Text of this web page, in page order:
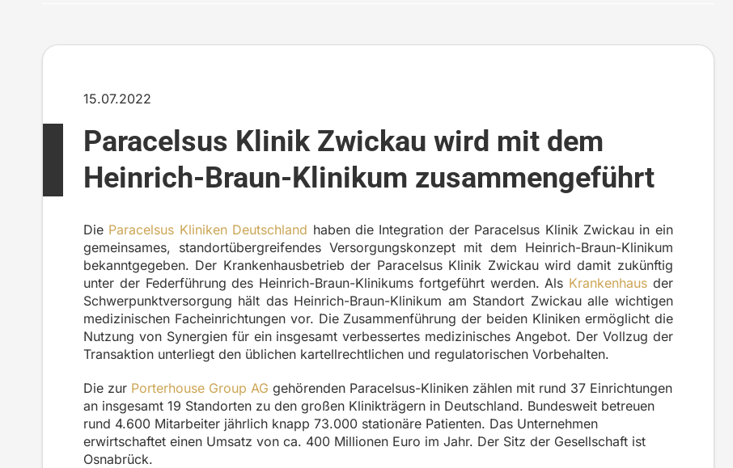
15.07.2022
Paracelsus Klinik Zwickau wird mit dem
Heinrich-Braun-Klinikum zusammengeführt
Die Paracelsus Kliniken Deutschland haben die Integration der Paracelsus Klinik Zwickau in ein
gemeinsames, standortübergreifendes Versorgungskonzept mit dem Heinrich-Braun-Klinikum
bekanntgegeben. Der Krankenhausbetrieb der Paracelsus Klinik Zwickau wird damit zukünftig
unter der Federführung des Heinrich-Braun-Klinikums fortgeführt werden. Als Krankenhaus der
Schwerpunktversorgung hält das Heinrich-Braun-Klinikum am Standort Zwickau alle wichtigen
medizinischen Facheinrichtungen vor. Die Zusammenführung der beiden Kliniken ermöglicht die
Nutzung von Synergien für ein insgesamt verbessertes medizinisches Angebot. Der Vollzug der
Transaktion unterliegt den üblichen kartellrechtlichen und regulatorischen Vorbehalten.
Die zur Porterhouse Group AG gehörenden Paracelsus-Kliniken zählen mit rund 37 Einrichtungen
an insgesamt 19 Standorten zu den großen Klinikträgern in Deutschland. Bundesweit betreuen
rund 4.600 Mitarbeiter jährlich knapp 73.000 stationäre Patienten. Das Unternehmen
erwirtschaftet einen Umsatz von ca. 400 Millionen Euro im Jahr. Der Sitz der Gesellschaft ist
Osnabrück.